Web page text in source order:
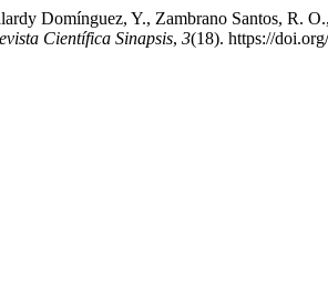
Domínguez, Y., Zambrano Santos, R.
Científica Sinapsis, 3(18). https://